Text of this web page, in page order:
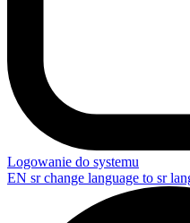
Logowanie do systemu
EN sr change language to sr